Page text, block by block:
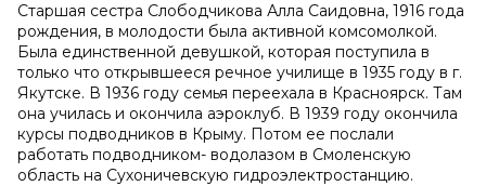
Старшая сестра Слободчикова Алла Саидовна, 1916 года
рождения, в молодости была активной комсомолкой.
Была единственной девушкой, которая поступила в
только что открывшееся речное училище в 1935 году в г.
Якутске. В 1936 году семья переехала в Красноярск. Там
она училась и окончила аэроклуб. В 1939 году окончила
курсы подводников в Крыму. Потом ее послали
работать подводником- водолазом в Смоленскую
область на Сухоничевскую гидроэлектростанцию.